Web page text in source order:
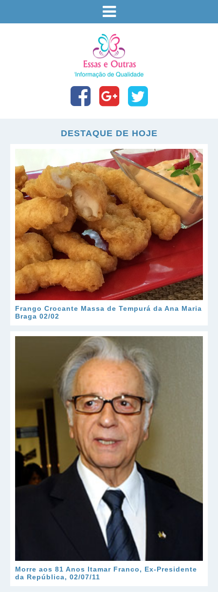
DESTAQUE DE HOJE
Frango Crocante Massa de Tempurá da Ana Maria
Braga 02/02
Morre aos 81 Anos Itamar Franco, Ex-Presidente
da República, 02/07/11